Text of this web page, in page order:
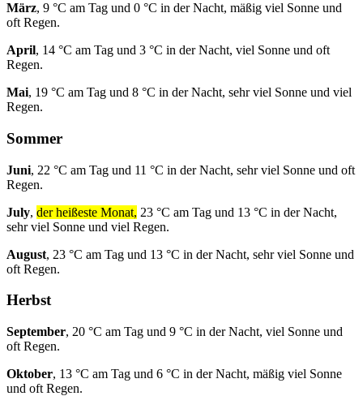
März, 9 °C am Tag und 0 °C in der Nacht, mäßig viel Sonne und
oft Regen.
April, 14 °C am Tag und 3 °C in der Nacht, viel Sonne und oft
Regen.
Mai, 19 °C am Tag und 8 °C in der Nacht, sehr viel Sonne und viel
Regen.
Sommer
Juni, 22 °C am Tag und 11 °C in der Nacht, sehr viel Sonne und oft
Regen.
July, der heißeste Monat, 23 °C am Tag und 13 °C in der Nacht,
sehr viel Sonne und viel Regen.
August, 23 °C am Tag und 13 °C in der Nacht, sehr viel Sonne und
oft Regen.
Herbst
September, 20 °C am Tag und 9 °C in der Nacht, viel Sonne und
oft Regen.
Oktober, 13 °C am Tag und 6 °C in der Nacht, mäßig viel Sonne
und oft Regen.